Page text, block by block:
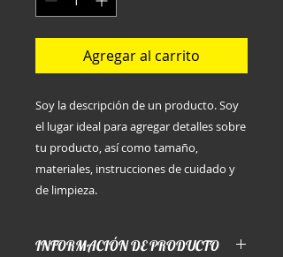
Agregar al carrito
Soy la descripción de un producto. Soy
el lugar ideal para agregar detalles sobre
tu producto, así como tamaño,
materiales, instrucciones de cuidado y
de limpieza.
INFORMACIÓN DE PRODUCTO